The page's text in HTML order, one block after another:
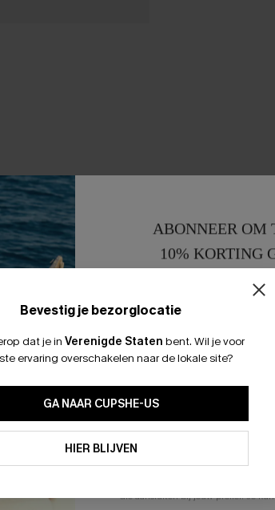
Bevestig je bezorglocatie
dat je in Verenigde Staten bent. Wil je voor
ervaring overschakelen naar de lokale site?
GA NAAR CUPSHE-US
HIER BLIJVEN
ABONNEER OM
10% KORTING
15%
Door je contactgegevens in te
Algemene
stemt er tevens mee in om
en gepersonaliseerde
winkelwagen) en e-mails van
niet vereist voor een aankoop. We
informatie gebruiken om producten
die aansluiten bij jouw profiel. Je